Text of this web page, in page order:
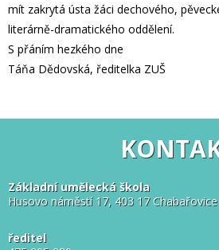
mít zakrytá ústa žáci dechového,
literárně-dramatického oddělení.
S přáním hezkého dne
Táňa Dědovská, ředitelka ZUŠ
Základní umělecká škola
Husovo náměstí 17, 403 17 Chabařovice
ředitel